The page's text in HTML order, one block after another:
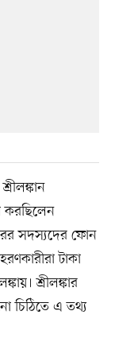
করছিলেন
সদস্যদের ফোন
টাকা
শ্রীলঙ্কার
চিঠিতে এ তথ্য